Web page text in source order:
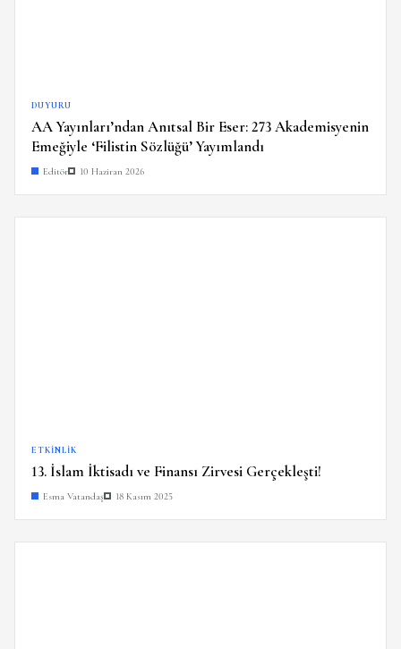
DUYURU
AA Yayınları’ndan Anıtsal Bir Eser: 273 Akademisyenin
Emeğiyle ‘Filistin Sözlüğü’ Yayımlandı
Editör 10 Haziran 2026
ETKINLIK
13. İslam İktisadı ve Finansı Zirvesi Gerçekleşti!
Esma Vatandaş 18 Kasım 2025